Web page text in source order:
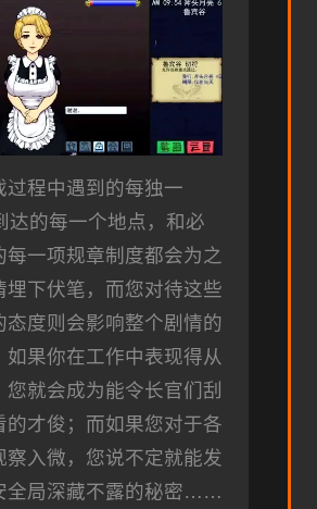
过程中遇到的每独一
达的每一个地点，和必
每一项规章制度都会为之
埋下伏笔，而您对待这些
态度则会影响整个剧情的
如果你在工作中表现得从
您就会成为能令长官们刮
的才俊；而如果您对于各
察入微，您说不定就能发
全局深藏不露的秘密……